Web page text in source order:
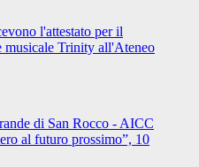
l'attestato per il
musicale Trinity all'Ateneo
di San Rocco - AICC
al futuro prossimo”, 10